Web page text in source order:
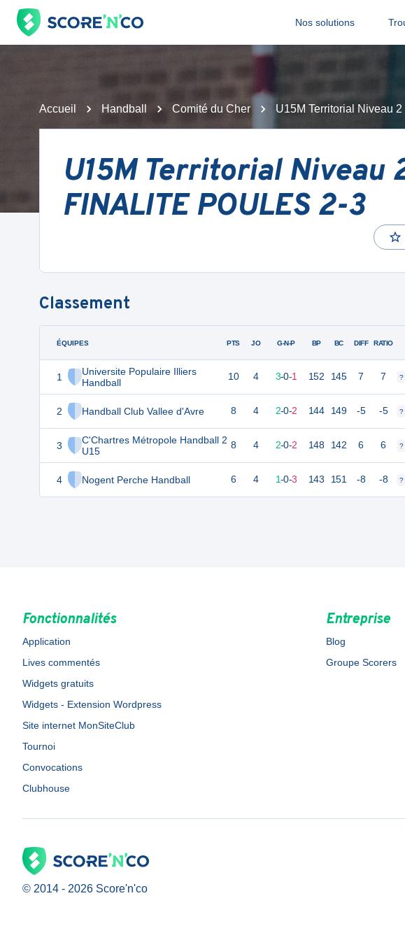
Nos solutions
Accueil Handball Comité du Cher U15M Territorial Niveau
U15M Territorial Niveau
FINALITE POULES 2-3
Classement
ÉQUIPES
1
Universite Populaire Illiers
Handball
2 Handball Club Vallee d'Avre
3
C'Chartres Métropole Handball 2
U15
4 Nogent Perche Handball
PTS JO G-N-P BP BC DIFF RATIO
10 4 3-0-1 152 145 7 7 ?
8 4 2-0-2 144 149 -5 -5 ?
8 4 2-0-2 148 142 6 6 ?
6 4 1-0-3 143 151 -8 -8 ?
Fonctionnalités
Application
Lives commentés
Widgets gratuits
Widgets - Extension Wordpress
Site internet MonSiteClub
Tournoi
Convocations
Clubhouse
Entreprise
Blog
Groupe Scorers
© 2014 - 2026 Score'n'co